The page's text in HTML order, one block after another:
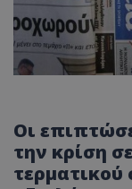
Οι
την κρίση
τερματικού